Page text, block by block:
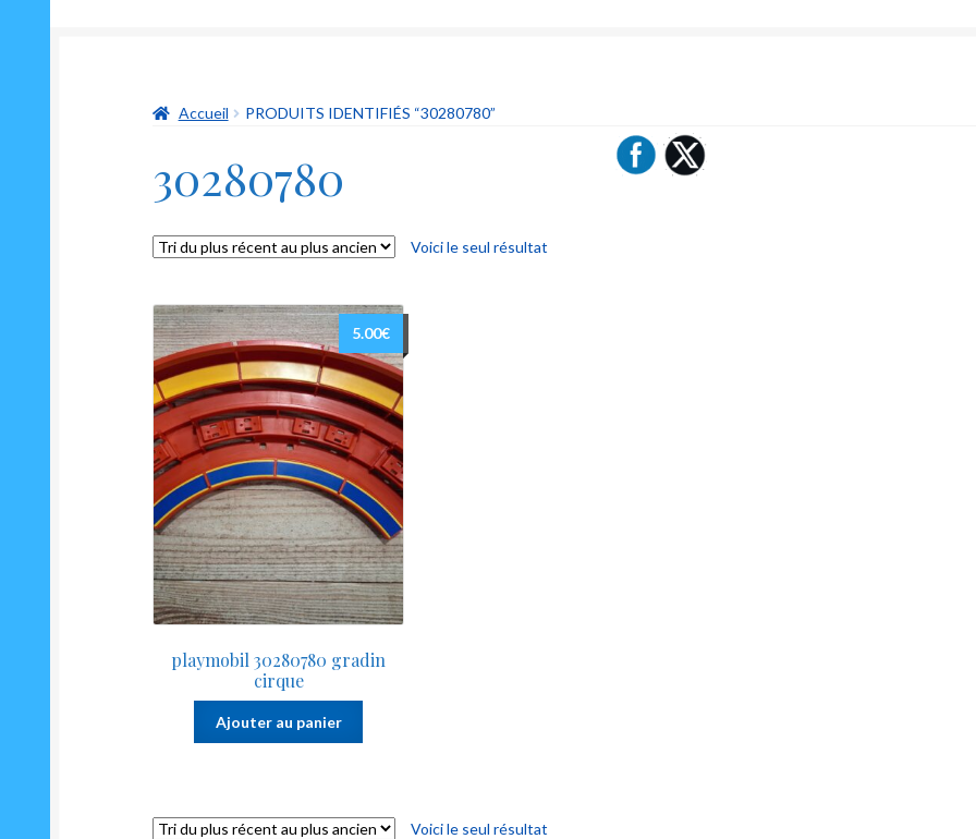
Accueil PRODUITS IDENTIFIÉS “30280780”
30280780
Voici le seul résultat
playmobil 30280780 gradin
cirque
5.00€
Ajouter au panier
Voici le seul résultat